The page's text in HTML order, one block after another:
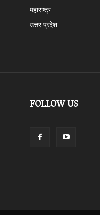
महाराष्ट्र
उत्तर प्रदेश
FOLLOW US